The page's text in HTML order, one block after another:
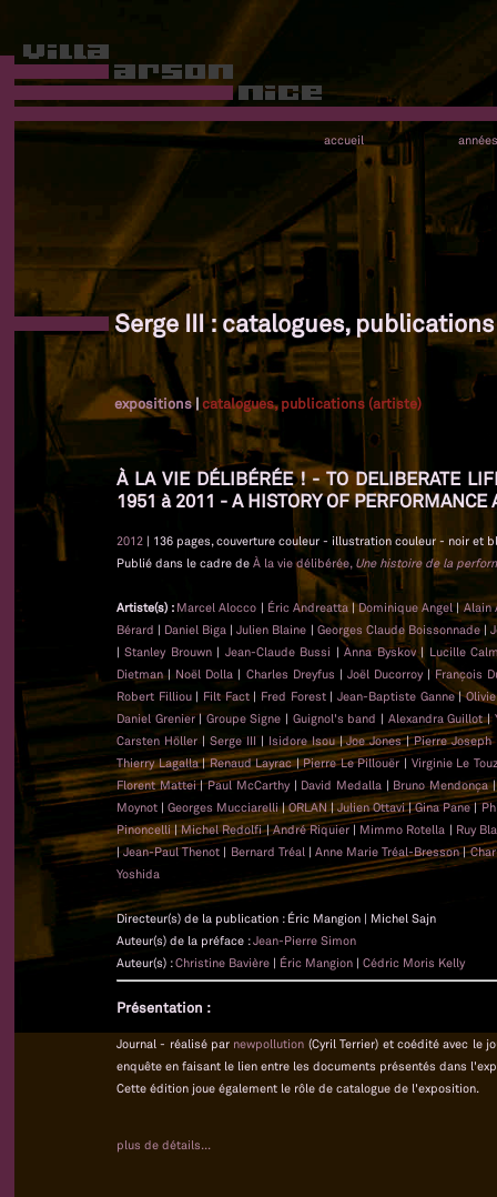
accueil années
Serge III : catalogues,
expositions|catalogues, publications (artiste)
À LA VIE DÉLIBÉRÉE ! - TO DELIBERATE
1951 à 2011 - A HISTORY OF
2012 | 136 pages, couverture couleur - illustration couleur - noir et
Publié dans le cadre de À la vie délibérée, Une histoire de la
Artiste(s) : Marcel Alocco | Éric Andreatta|Dominique Angel|Alain
Bérard | Daniel Biga |Julien Blaine | Georges Claude Boissonnade|
|Stanley Brouwn| Jean-Claude Bussi |Anna Byskov| Lucille
Dietman| Noël Dolla | Charles Dreyfus | Joël Ducorroy| François
Robert Filliou| Filt Fact| Fred Forest| Jean-Baptiste Ganne|
Daniel Grenier|Groupe Signe | Guignol's band | Alexandra Guillot|
Carsten Höller| Serge III | Isidore Isou|Joe Jones|Pierre Joseph
Thierry Lagalla|Renaud Layrac|Pierre Le Pillouër | Virginie Le
Florent Mattei|Paul McCarthy| David Medalla | Bruno Mendonça
Moynot |Georges Mucciarelli|ORLAN|Julien Ottavi|Gina Pane|
Pinoncelli|Michel Redolfi|André Riquier| Mimmo Rotella | Ruy
|Jean-Paul Thenot | Bernard Tréal | Anne Marie Tréal-Bresson|
Yoshida
Directeur(s) de la publication : Éric Mangion | Michel Sajn
Auteur(s) de la préface :Jean-Pierre Simon
Auteur(s) :Christine Bavière | Éric Mangion | Cédric Moris Kelly
Présentation :
Journal - réalisé par newpollution (Cyril Terrier) et coédité avec le
enquête en faisant le lien entre les documents présentés dans
Cette édition joue également le rôle de catalogue de l'exposition.
plus de détails...